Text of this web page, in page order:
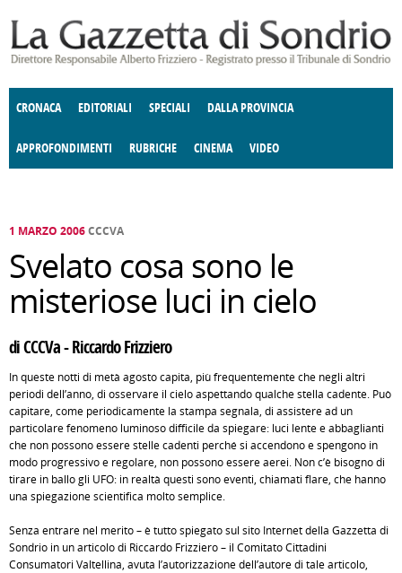
CRONACA EDITORIALI SPECIALI DALLA PROVINCIA
APPROFONDIMENTI
E SPETTACOLI POLITICA
RUBRICHE
DELLE IDEE FATTI DELLO SPIRITO
CINEMA VIDEO
1 MARZO 2006CCCVA
Svelato cosa sono le
misteriose luci in cielo
di CCCVa - Riccardo Frizziero
In queste notti di metà agosto capita, più frequentemente che negli altri
periodi dell’anno, di osservare il cielo aspettando qualche stella cadente. Può
capitare, come periodicamente la stampa segnala, di assistere ad un
particolare fenomeno luminoso difficile da spiegare: luci lente e abbaglianti
che non possono essere stelle cadenti perché si accendono e spengono in
modo progressivo e regolare, non possono essere aerei. Non c’è bisogno di
tirare in ballo gli UFO: in realtà questi sono eventi, chiamati flare, che hanno
una spiegazione scientifica molto semplice.
Senza entrare nel merito – è tutto spiegato sul sito Internet della Gazzetta di
Sondrio in un articolo di Riccardo Frizziero – il Comitato Cittadini
Consumatori Valtellina, avuta l’autorizzazione dell’autore di tale articolo,